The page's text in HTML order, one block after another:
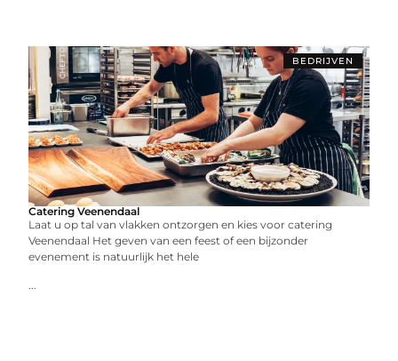
BEDRIJVEN
Catering Veenendaal
Laat u op tal van vlakken ontzorgen en kies voor catering
Veenendaal Het geven van een feest of een bijzonder
evenement is natuurlijk het hele
...